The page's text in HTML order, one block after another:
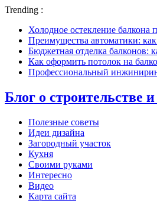
Trending :
Холодное остекление
Преимущества автоматики:
Бюджетная отделка балконов:
Как оформить потолок на
Профессиональный
Блог о строительстве
Полезные советы
Идеи дизайна
Загородный участок
Кухня
Своими руками
Интересно
Видео
Карта сайта